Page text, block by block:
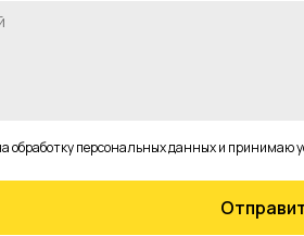
обработку персональных данных и принимаю